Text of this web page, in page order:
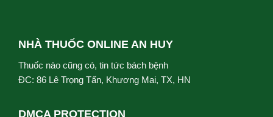
NHÀ THUỐC ONLINE AN HUY
Thuốc nào cũng có, tin tức bách bệnh
ĐC: 86 Lê Trọng Tấn, Khương Mai, TX, HN
DMCA PROTECTION